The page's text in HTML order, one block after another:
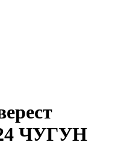
ЧУГУН